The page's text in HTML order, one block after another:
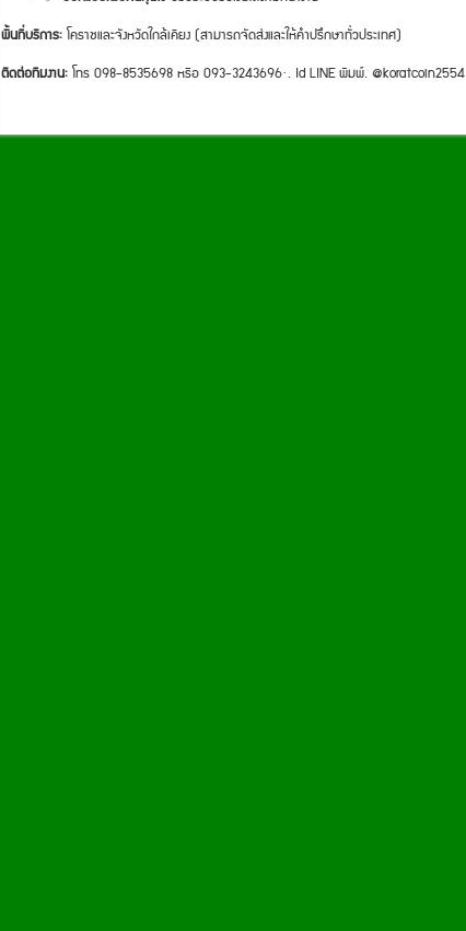
พื้นที่บริการ:โคราชและจังหวัดใกล้เคียง (สามารถจัดส่งและให้คำปรึกษาทั่วประเทศ)
ติดต่อทีมงาน:โทร 098-8535698 หรือ 093-3243696·. Id LINE พิมพ์. @koratcoin2554